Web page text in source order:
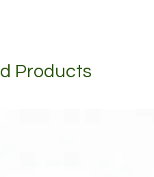
Products